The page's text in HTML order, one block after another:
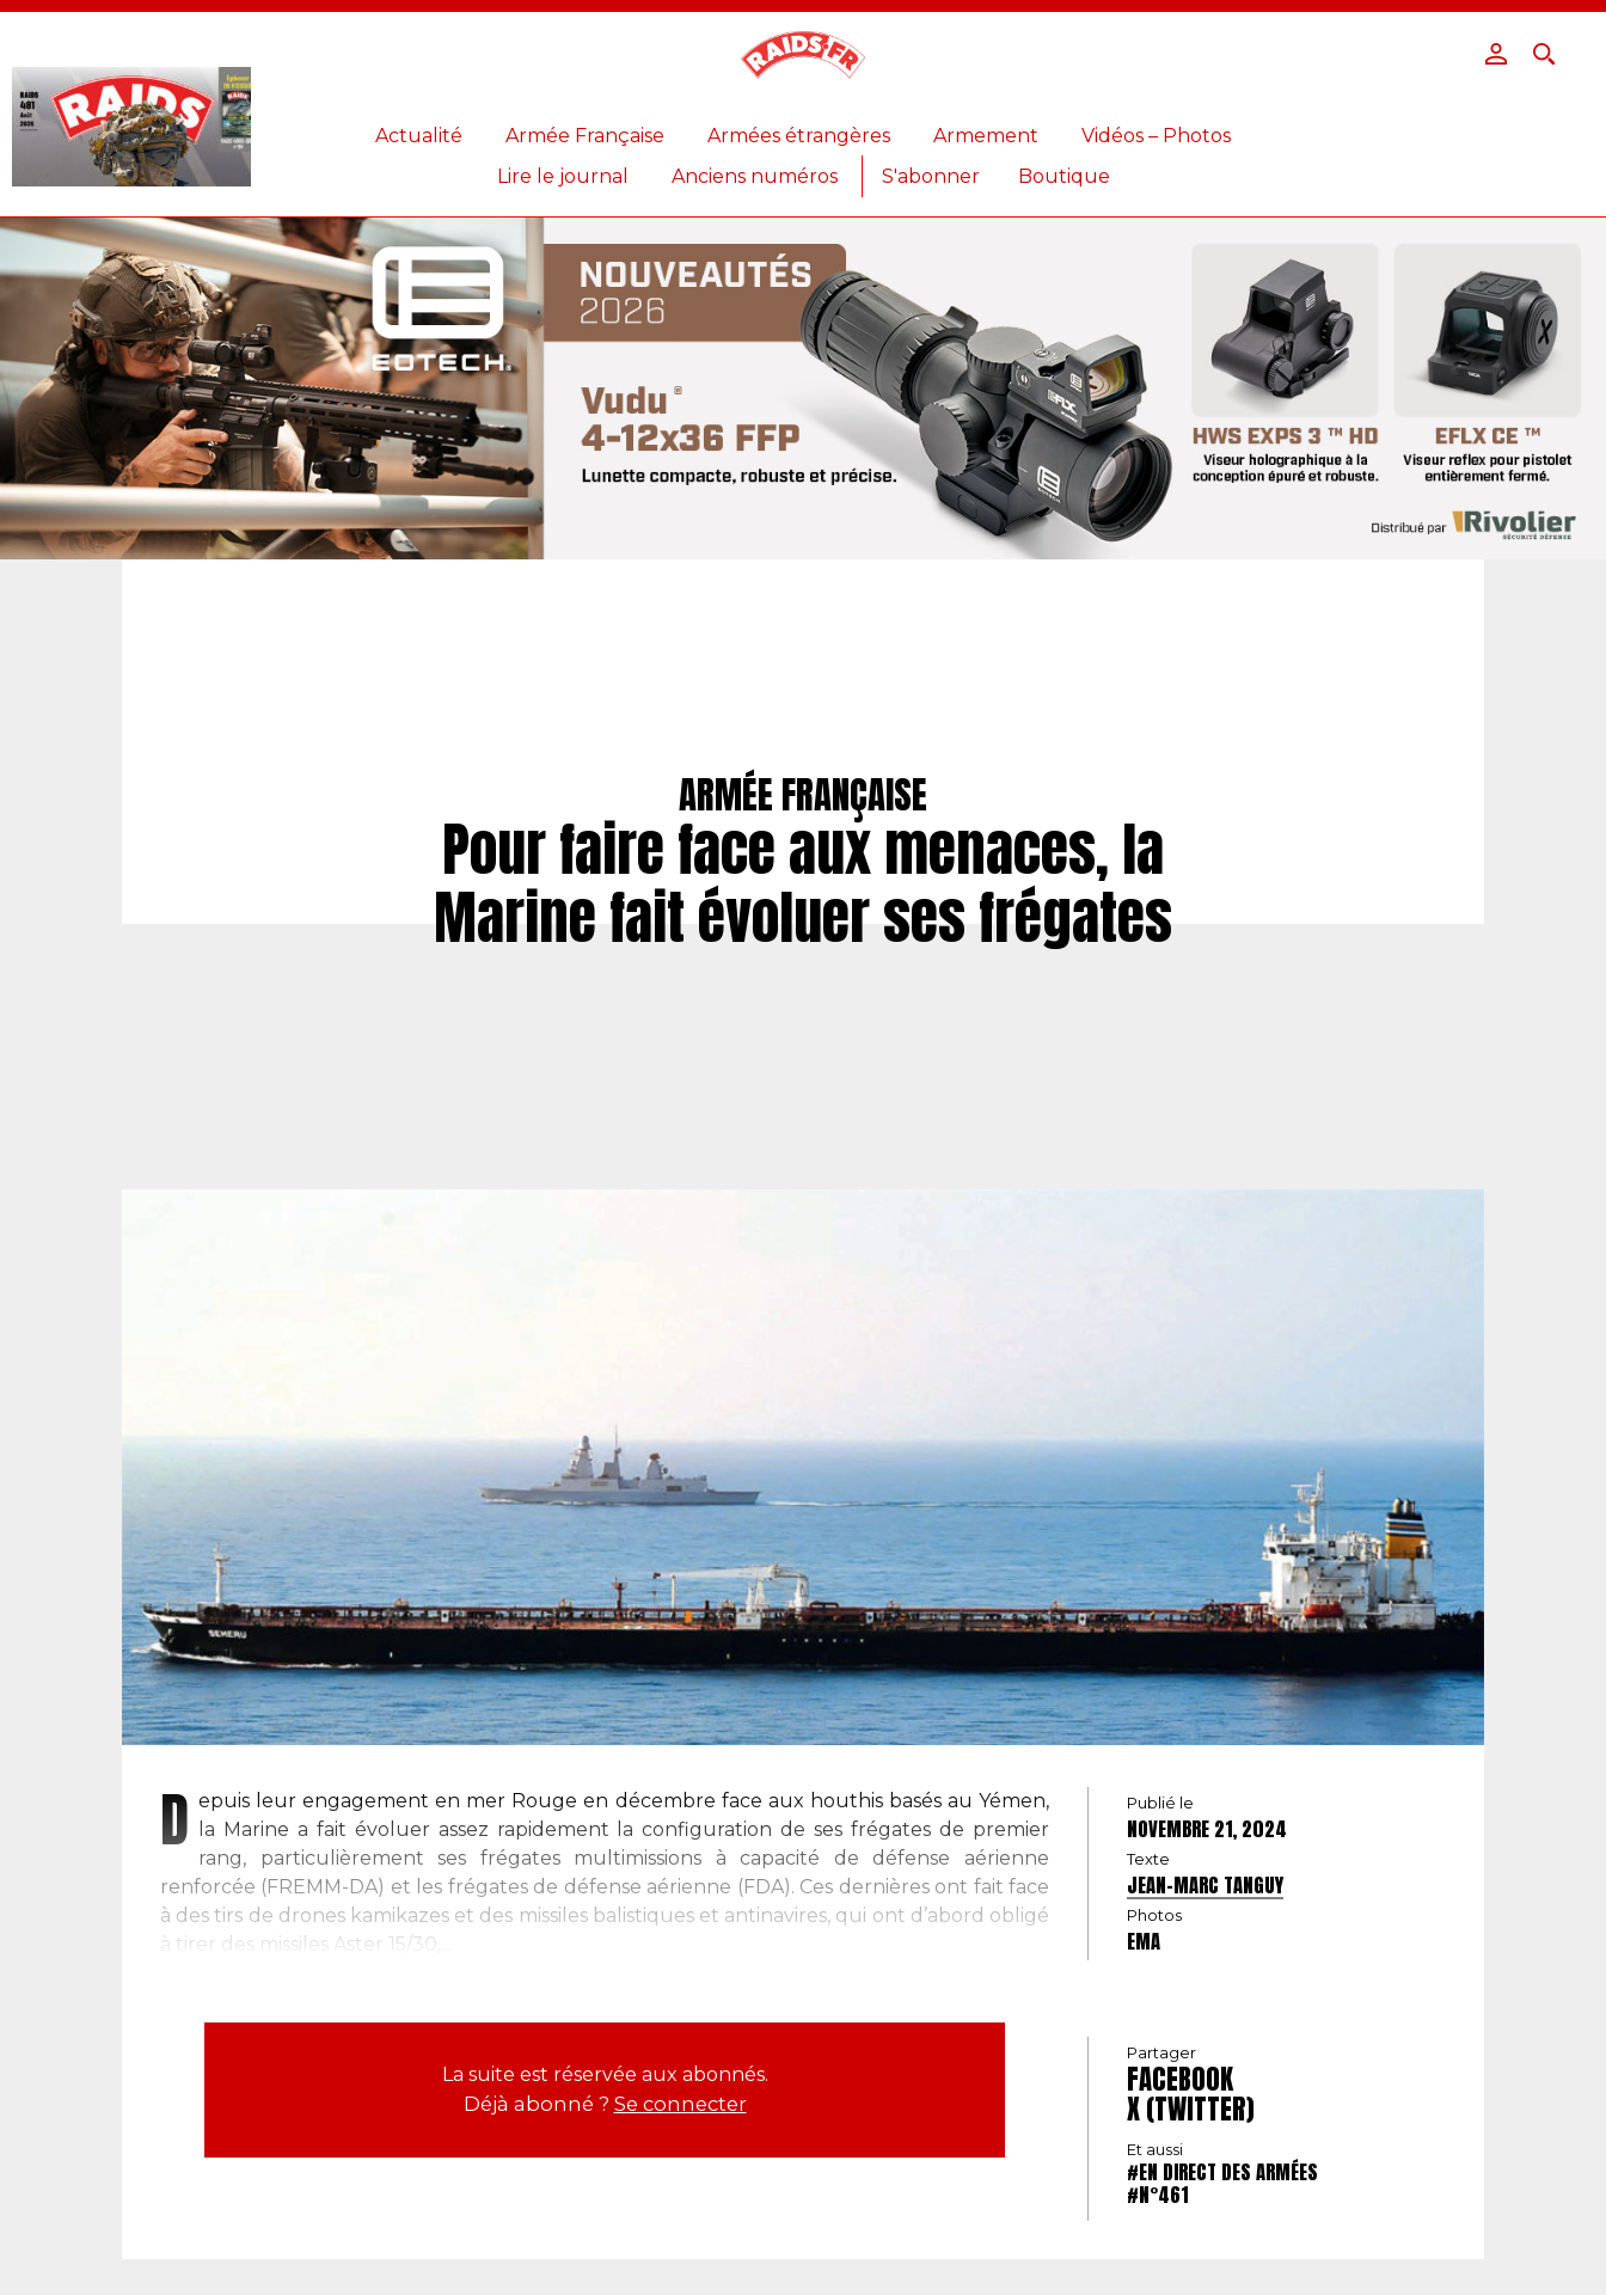
Actualité Armée Française Armées étrangères Armement
Vidéos – Photos
Lire le journal
Anciens numéros S'abonner Boutique
ARMÉE FRANÇAISE
Pour faire face aux menaces, la
Marine fait évoluer ses frégates
D epuis leur engagement en mer Rouge en décembre face aux houthis basés au Yémen,
la Marine a fait évoluer assez rapidement la configuration de ses frégates de premier
rang, particulièrement ses frégates multimissions à capacité de défense aérienne
renforcée (FREMM-DA) et les frégates de défense aérienne (FDA). Ces dernières ont fait face
à des tirs de drones kamikazes et des missiles balistiques et antinavires, qui ont d’abord obligé
à tirer des missiles Aster 15/30,...
La suite est réservée aux abonnés.
Déjà abonné ? Se connecter
Publié le
NOVEMBRE 21, 2024
Texte
JEAN-MARC TANGUY
Photos
EMA
Partager
FACEBOOK
X (TWITTER)
Et aussi
#EN DIRECT DES ARMÉES
#N°461
Panneau de gestion des cookies